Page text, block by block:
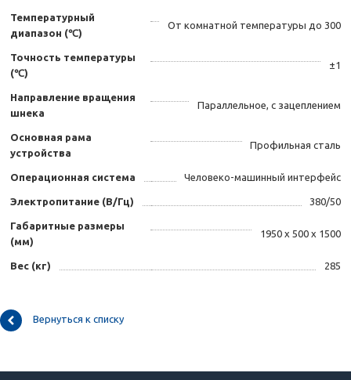
Температурный
диапазон (℃)
От комнатной температуры до 300
Точность температуры
(℃)
±1
Направление вращения
шнека
Параллельное, с зацеплением
Основная рама
устройства
Профильная сталь
Операционная система Человеко-машинный интерфейс
Электропитание (В/Гц) 380/50
Габаритные размеры
(мм)
1950 х 500 х 1500
Вес (кг) 285
Вернуться к списку